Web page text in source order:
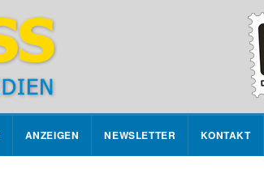
ANZEIGEN NEWSLETTER KONTAKT